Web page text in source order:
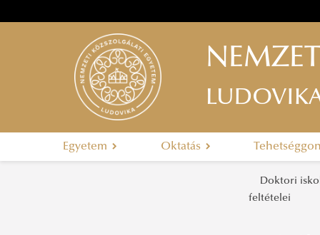
Egyetem Oktatás
Doktori
feltételei